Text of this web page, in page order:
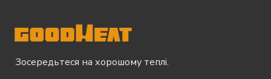
Зосередьтеся на хорошому теплі.